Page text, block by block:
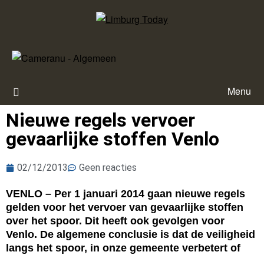
Menu
Nieuwe regels vervoer
gevaarlijke stoffen Venlo
02/12/2013 Geen reacties
VENLO – Per 1 januari 2014 gaan nieuwe regels
gelden voor het vervoer van gevaarlijke stoffen
over het spoor. Dit heeft ook gevolgen voor
Venlo. De algemene conclusie is dat de veiligheid
langs het spoor, in onze gemeente verbetert of